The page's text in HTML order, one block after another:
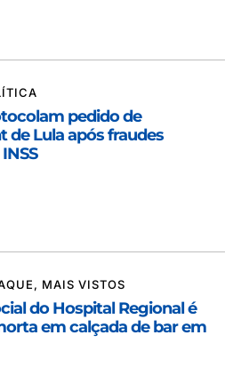
pedido de
de Lula após fraudes
, MAIS VISTOS
do Hospital Regional é
em calçada de bar em